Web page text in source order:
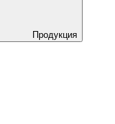
Продукция